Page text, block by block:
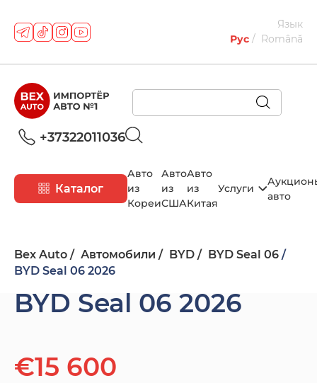
Язык
Рус
Română
+37322011036
Каталог
Авто
из
Кореи
Авто
из
США
Авто
из
Китая
Услуги
авто
Bex Auto Автомобили BYD
BYD Seal 06
BYD Seal 06 2026
BYD Seal 06 2026
€15 600